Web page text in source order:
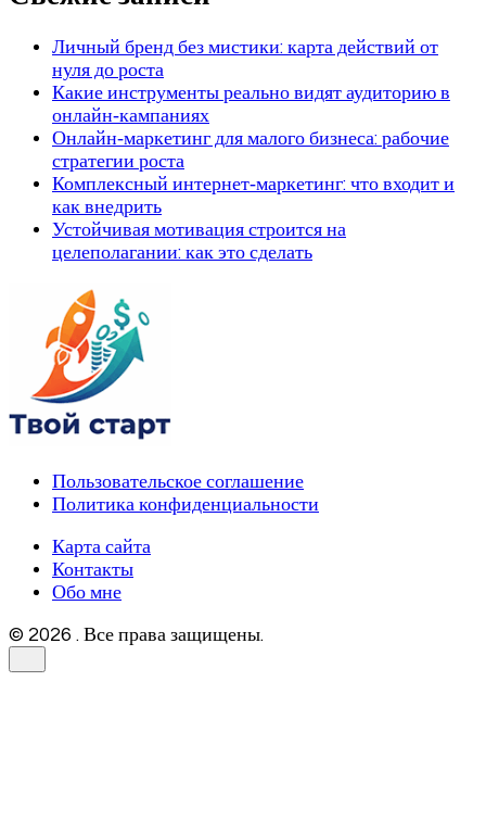
Личный бренд без мистики: карта действий от
нуля до роста
Какие инструменты реально видят аудиторию в
онлайн‑кампаниях
Онлайн‑маркетинг для малого бизнеса: рабочие
стратегии роста
Комплексный интернет‑маркетинг: что входит и
как внедрить
Устойчивая мотивация строится на
целеполагании: как это сделать
Пользовательское соглашение
Политика конфиденциальности
Карта сайта
Контакты
Обо мне
© 2026 . Все права защищены.